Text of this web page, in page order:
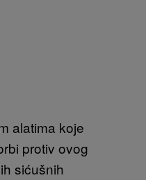
alatima koje
protiv ovog
sićušnih